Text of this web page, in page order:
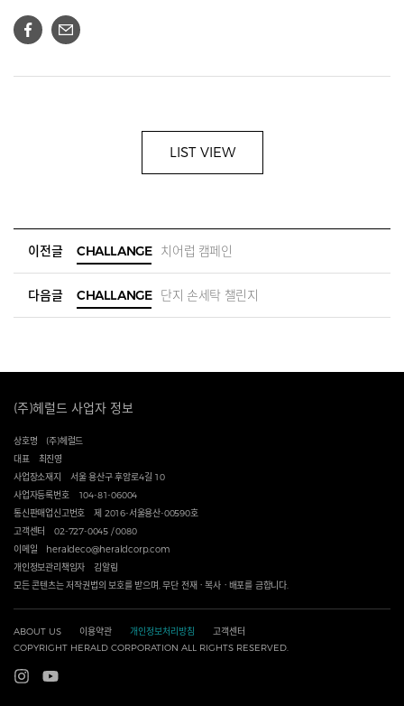
LIST VIEW
이전글 CHALLANGE 치어럽 캠페인
다음글 CHALLANGE 단지 손세탁 챌린지
(주)헤럴드 사업자 정보
상호명
(주)헤럴드
대표
최진영
사업장소재지
서울 용산구 후암로4길 10
사업자등록번호
104-81-06004
통신판매업신고번호
제 2016-서울용산-00590호
고객센터
02-727-0045 / 0080
이메일
heraldeco@heraldcorp.com
개인정보관리책임자
김알림
모든 콘텐츠는 저작권법의 보호를 받으며, 무단 전재ㆍ복사ㆍ배포를 금합니다.
ABOUT US 이용약관 개인정보처리방침
고객센터
COPYRIGHT HERALD CORPORATION ALL RIGHTS RESERVED.